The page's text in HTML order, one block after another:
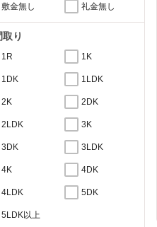
敷金無し 礼金無し
取り
1R 1K
1DK 1LDK
2K 2DK
2LDK 3K
3DK 3LDK
4K 4DK
4LDK 5DK
5LDK以上